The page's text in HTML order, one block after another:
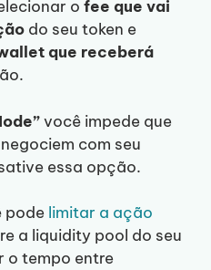
o fee que vai
do seu token e
que receberá
você impede que
com seu
essa opção.
pode limitar a ação
a liquidity pool do seu
o tempo entre